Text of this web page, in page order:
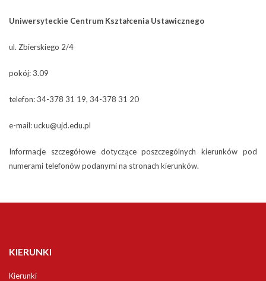
Uniwersyteckie Centrum Kształcenia Ustawicznego
ul. Zbierskiego 2/4
pokój: 3.09
telefon: 34-378 31 19, 34-378 31 20
e-mail: ucku@ujd.edu.pl
Informacje szczegółowe dotyczące poszczególnych kierunków pod
numerami telefonów podanymi na stronach kierunków.
KIERUNKI
Kierunki